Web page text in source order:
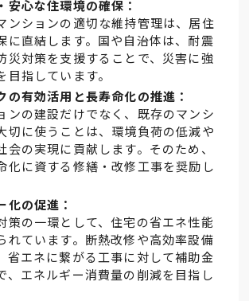
安心な住環境の確保：
ンションの適切な維持管理は、居住
に直結します。国や自治体は、耐震
災対策を支援することで、災害に強
目指しています。
の有効活用と長寿命化の推進：
ンの建設だけでなく、既存のマンシ
切に使うことは、環境負荷の低減や
会の実現に貢献します。そのため、
化に資する修繕・改修工事を奨励し
化の促進：
策の一環として、住宅の省エネ性能
れています。断熱改修や高効率設備
省エネに繋がる工事に対して補助金
、エネルギー消費量の削減を目指し